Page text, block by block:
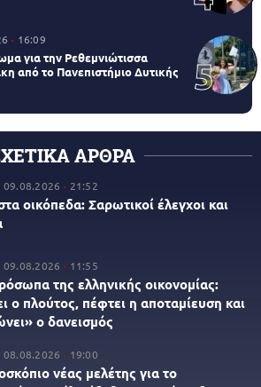
16:09
για την Ρεθεμνιώτισσα
από το Πανεπιστήμιο Δυτικής
ΑΡΘΡΑ
09.08.2026 21:52
οικόπεδα: Σαρωτικοί έλεγχοι και
09.08.2026 11:55
της ελληνικής οικονομίας:
ο πλούτος, πέφτει η αποταμίευση και
ο δανεισμός
08.08.2026 19:00
νέας μελέτης για το